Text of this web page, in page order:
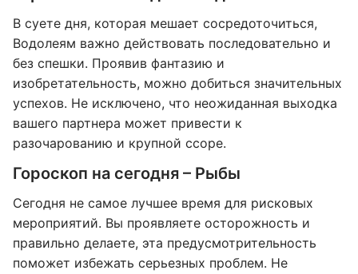
В суете дня, которая мешает сосредоточиться,
Водолеям важно действовать последовательно и
без спешки. Проявив фантазию и
изобретательность, можно добиться значительных
успехов. Не исключено, что неожиданная выходка
вашего партнера может привести к
разочарованию и крупной ссоре.
Гороскоп на сегодня – Рыбы
Сегодня не самое лучшее время для рисковых
мероприятий. Вы проявляете осторожность и
правильно делаете, эта предусмотрительность
поможет избежать серьезных проблем. Не